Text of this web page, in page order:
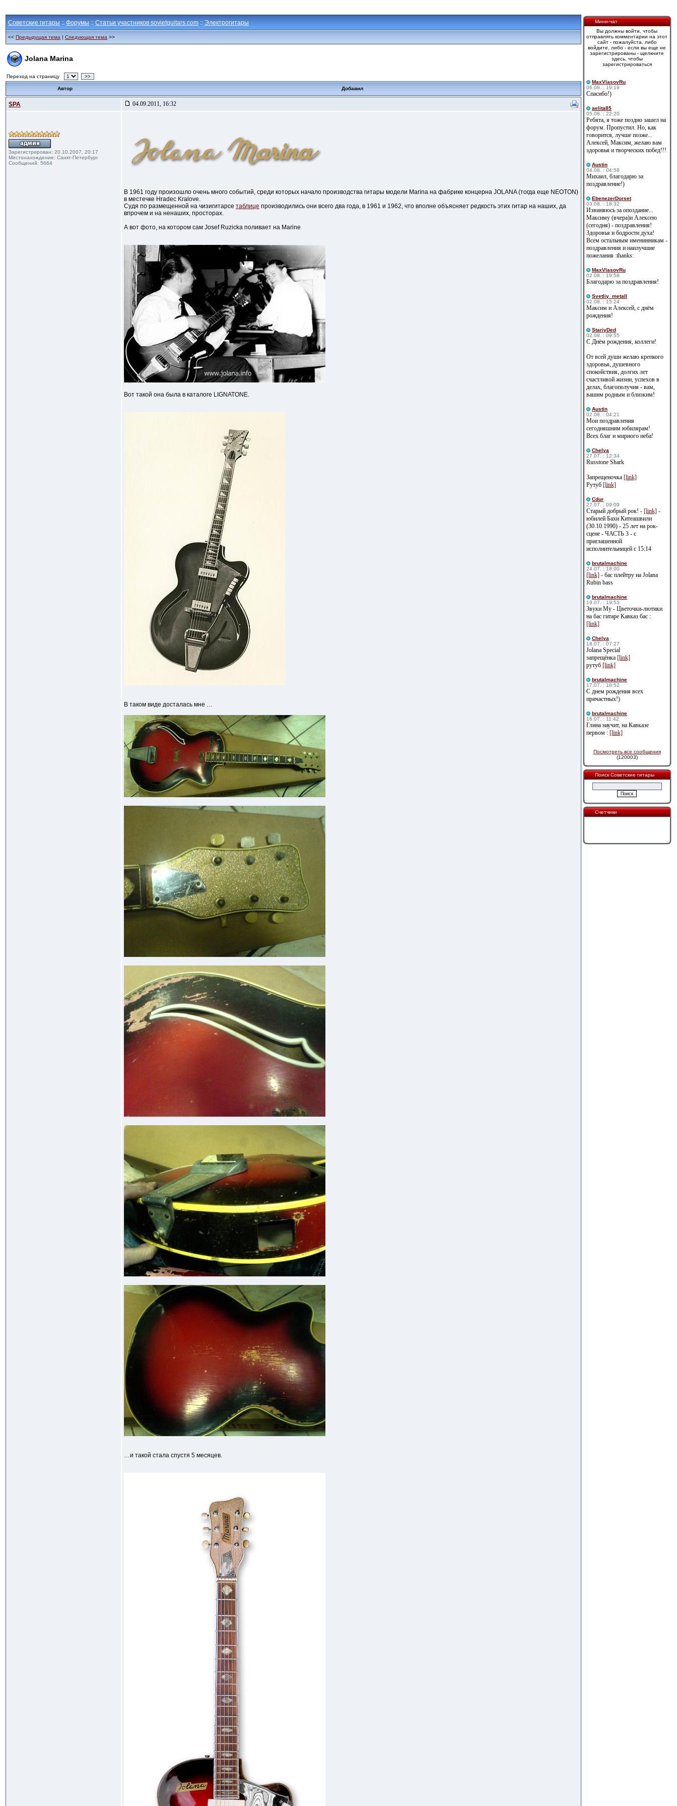
Советские гитары :: Форумы :: Статьи участников sovietguitars.com :: Электрогитары
<< Предыдущая тема | Следующая тема >>
Jolana Marina
Переход на страницу >>
Автор Добавил
SPA 04.09.2011, 16:32
Зарегистрирован: 20.10.2007, 20:17
Местонахождение: Санкт-Петербург
Сообщений: 5664
В 1961 году произошло очень много событий, среди которых начало производства гитары модели Marina на фабрике концерна JOLANA (тогда еще NEOTON)
в местечке Hradec Kralove.
Судя по размещенной на чизигитарсе таблице производились они всего два года, в 1961 и 1962, что вполне объясняет редкость этих гитар на наших, да
впрочем и на ненаших, просторах.
А вот фото, на котором сам Josef Ruzicka поливает на Marinе
Вот такой она была в каталоге LIGNATONE.
В таком виде досталась мне …
…и такой стала спустя 5 месяцев.
Мини-чат
Вы должны войти, чтобы
отправлять комментарии на этот
сайт - пожалуйста, либо
войдите, либо - если вы еще не
зарегистрированы - щелкните
здесь, чтобы
зарегистрироваться
MaxVlasovRu
06.08. : 19:19
Спасибо!)
aelita85
05.08. : 22:20
Ребята, я тоже поздно зашел на
форум. Пропустил. Но, как
говорится, лучше позже...
Алексей, Максим, желаю вам
здоровья и творческих побед!!!
Austin
04.08. : 04:58
Михаил, благодарю за
поздравление!)
EbenezerDorset
03.08. : 18:32
Извиняюсь за опоздание...
Максиму (вчера)и Алексею
(сегодня) - поздравления!
Здоровья и бодрости духа!
Всем остальным именинникам -
поздравления и наилучшие
пожелания :thanks:
MaxVlasovRu
02.08. : 19:58
Благодарю за поздравления!
Svetliy_metall
02.08. : 15:24
Максим и Алексей, с днём
рождения!
StariyDed
02.08. : 09:55
С Днём рождения, коллеги!
От всей души желаю крепкого
здоровья, душевного
спокойствия, долгих лет
счастливой жизни, успехов в
делах, благополучия - вам,
вашим родным и близким!
Austin
02.08. : 04:21
Мои поздравления
сегодняшним юбилярам!
Всех благ и мирного неба!
Сhelya
27.07. : 12:34
Russtone Shark
Запрещеночка [link]
Рутуб [link]
Cdur
27.07. : 09:09
Старый добрый рок! - [link] -
юбилей Бахи Китеашвили
(30.10.1990) - 25 лет на рок-
сцене - ЧАСТЬ 3 - с
приглашенной
исполнительницей с 15:14
brutalmachine
24.07. : 18:00
[link] - бас плейтру на Jolana
Rubin bass
brutalmachine
19.07. : 19:53
Звуки Му - Цветочки-лютики
на бас гитаре Кавказ бас :
[link]
Сhelya
18.07. : 07:27
Jolana Special
запрещёнка [link]
рутуб [link]
brutalmachine
17.07. : 18:52
С днем рождения всех
причастных!)
brutalmachine
16.07. : 11:42
Глина научит, на Кавказе
первом : [link]
Посмотреть все сообщения
(120003)
Поиск Советские гитары
Счетчики